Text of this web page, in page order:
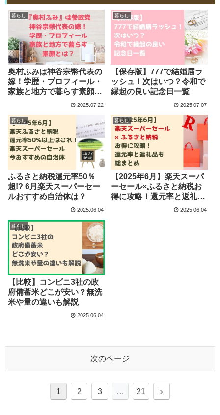
暮らし
奥村ふみは神谷宗幣代表の
嫁！学歴・プロフィール・
家族と地方で暮らす素顔と
2025.07.22
暮らし
【保存版】777で結婚届ラ
ッシュ！次はいつ？令和で
縁起の良い記念日一覧
2025.07.07
暮らし
ふるさと納税還元率50％
超!? 6月楽天スーパーセー
ルおすすめ自治体は？
2025.06.04
暮らし
【2025年6月】楽天スーパ
ーセール×ふるさと納税お
得に攻略！還元率と返礼品
2025.06.04
暮らし
【比較】コンビニ3社の政
府備蓄米どこが安い？無洗
米や量の違いも解説
2025.06.04
次のページ
1 2 3 … 21
次